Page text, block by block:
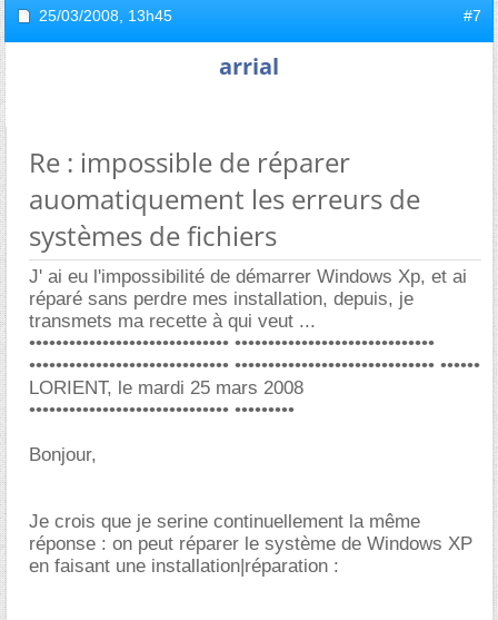
25/03/2008, 13h45 #7
arrial
Re : impossible de réparer
auomatiquement les erreurs de
systèmes de fichiers
J' ai eu l'impossibilité de démarrer Windows Xp, et ai
réparé sans perdre mes installation, depuis, je
transmets ma recette à qui veut ...
•••••••••••••••••••••••••••••• ••••••••••••••••••••••••••••••
•••••••••••••••••••••••••••••• •••••••••••••••••••••••••••••• ••••••
LORIENT, le mardi 25 mars 2008
•••••••••••••••••••••••••••••• •••••••••
Bonjour,
Je crois que je serine continuellement la même
réponse : on peut réparer le système de Windows XP
en faisant une installation|réparation :